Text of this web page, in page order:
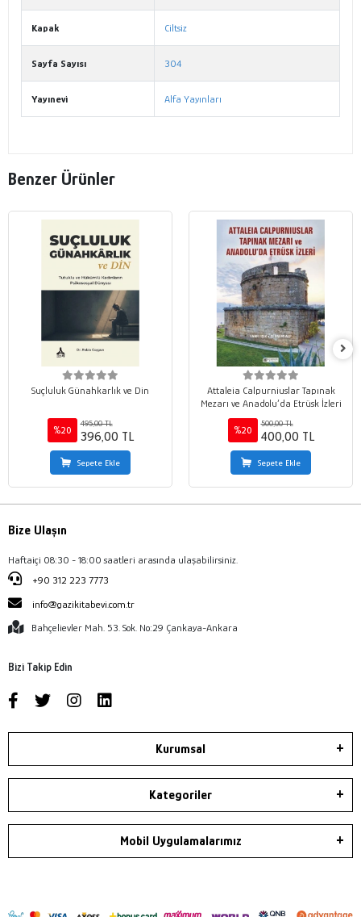
Kapak Ciltsiz
Sayfa Sayısı 304
Yayınevi Alfa Yayınları
Benzer Ürünler
Suçluluk Günahkarlık ve Din
%20
495,00 TL
396,00 TL
Sepete Ekle
Attaleia Calpurniuslar Tapınak
Mezarı ve Anadolu’da Etrüsk İzleri
%20
500,00 TL
400,00 TL
Sepete Ekle
Bize Ulaşın
Haftaiçi 08:30 - 18:00 saatleri arasında ulaşabilirsiniz.
+90 312 223 7773
info@gazikitabevi.com.tr
Bahçelievler Mah. 53. Sok. No:29 Çankaya-Ankara
Bizi Takip Edin
Kurumsal
Kategoriler
Mobil Uygulamalarımız